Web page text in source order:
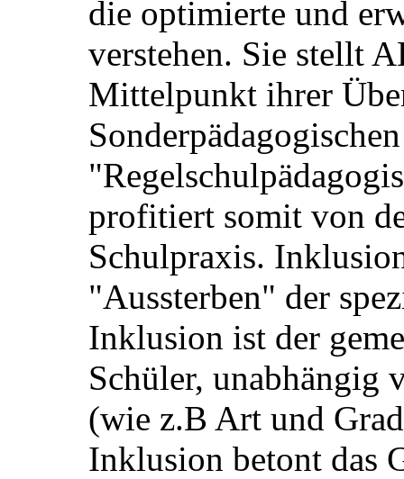
die optimierte und
verstehen. Sie stellt
Mittelpunkt ihrer
profitiert somit von
Schulpraxis.
"Aussterben" der
Inklusion ist der
Schüler, unabhängig
(wie z.B Art und
Inklusion betont das